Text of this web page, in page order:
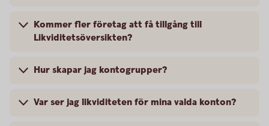
Kommer fler företag att få tillgång till
Likviditetsöversikten?
Hur skapar jag kontogrupper?
Var ser jag likviditeten för mina valda konton?